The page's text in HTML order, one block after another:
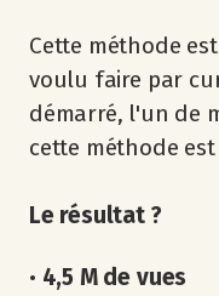
Cette méthode
voulu faire par
démarré, l'un de
cette méthode
Le résultat ?
• 4,5 M de vues